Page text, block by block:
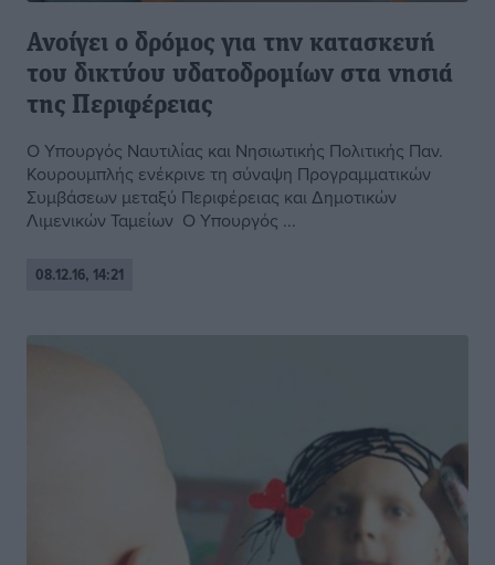
Ανοίγει ο δρόμος για την κατασκευή
του δικτύου υδατοδρομίων στα νησιά
της Περιφέρειας
Ο Υπουργός Ναυτιλίας και Νησιωτικής Πολιτικής Παν.
Κουρουμπλής ενέκρινε τη σύναψη Προγραμματικών
Συμβάσεων μεταξύ Περιφέρειας και Δημοτικών
Λιμενικών Ταμείων Ο Υπουργός ...
08.12.16, 14:21